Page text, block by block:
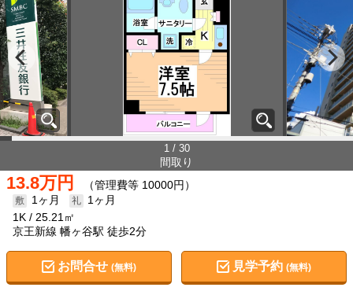
1 / 30
間取り
13.8万円 （管理費等 10000円）
1ヶ月
1ヶ月
1K
25.21㎡
京王新線 幡ヶ谷駅 徒歩2分
お問合せ (無料) 見学予約(無料)